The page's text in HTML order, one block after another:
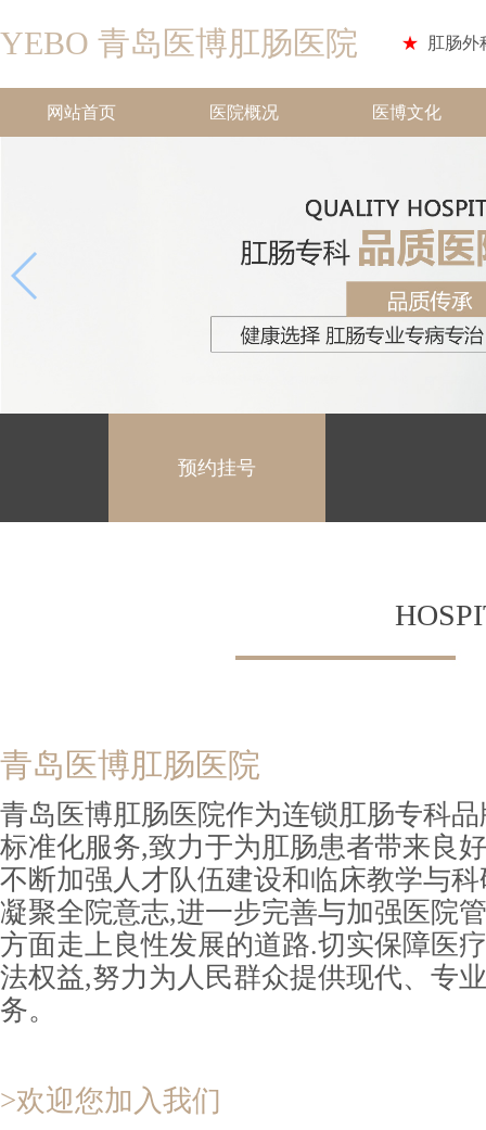
YEBO 青岛医博肛肠医院 ★ 肛肠外
网站首页 医院概况 医博文化
预约挂号
青岛医博肛肠医院
青岛医博肛肠医院作为连锁肛肠专科
标准化服务,致力于为肛肠患者带来良
不断加强人才队伍建设和临床教学与
凝聚全院意志,进一步完善与加强医院
方面走上良性发展的道路.切实保障医
法权益,努力为人民群众提供现代、专
务。
>欢迎您加入我们